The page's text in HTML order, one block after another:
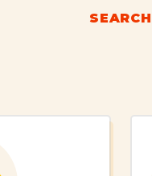
SEARCH